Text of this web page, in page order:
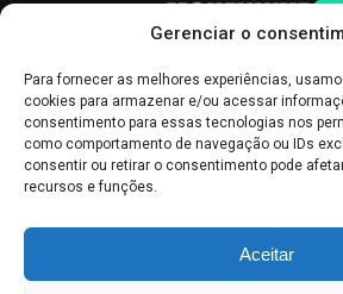
Gerenciar o
Para fornecer as melhores experiências,
cookies para armazenar e/ou acessar
consentimento para essas tecnologias nos
como comportamento de navegação ou IDs
consentir ou retirar o consentimento pode
recursos e funções.
Aceitar
informativo, servindo como boletins de
interpretadas como recomendações de